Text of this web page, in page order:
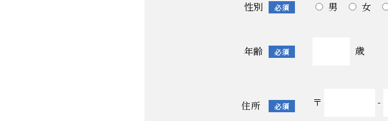
性別 必須 男 女
年齢 必須 歳
住所 必須 〒 -